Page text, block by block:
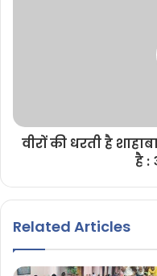
वीरों की धरती है
है :
Related Articles